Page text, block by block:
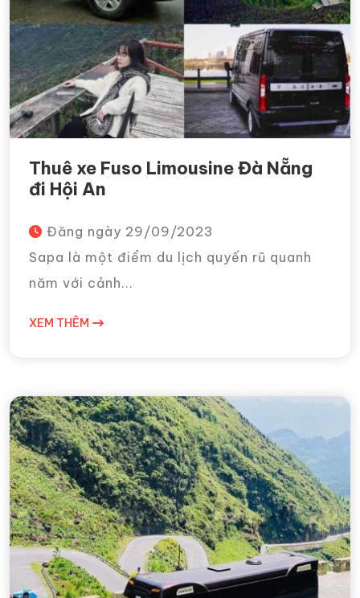
Thuê xe Fuso Limousine Đà Nẵng
đi Hội An
Đăng ngày 29/09/2023
Sapa là một điểm du lịch quyến rũ quanh
năm với cảnh...
XEM THÊM